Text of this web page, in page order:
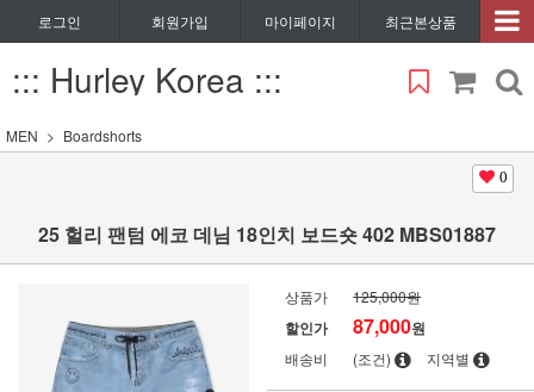
로그인 회원가입 마이페이지 최근본상품
::: Hurley Korea :::
MEN Boardshorts
0
25 헐리 팬텀 에코 데님 18인치 보드숏 402 MBS01887
상품가 125,000원
할인가 87,000원
배송비 (조건) 지역별